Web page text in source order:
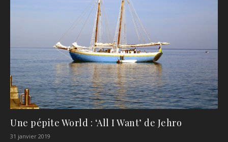
Une pépite World : ‘All I Want’ de Jehro
31 janvier 2019